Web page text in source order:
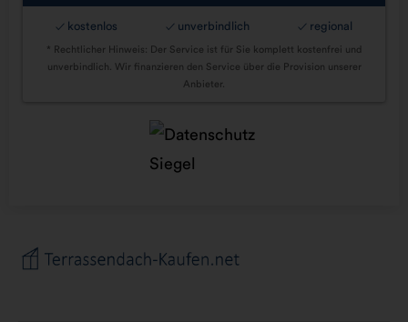
✓ kostenlos ✓ unverbindlich ✓ regional
* Rechtlicher Hinweis: Der Service ist für Sie komplett kostenfrei und
unverbindlich. Wir finanzieren den Service über die Provision unserer
Anbieter.